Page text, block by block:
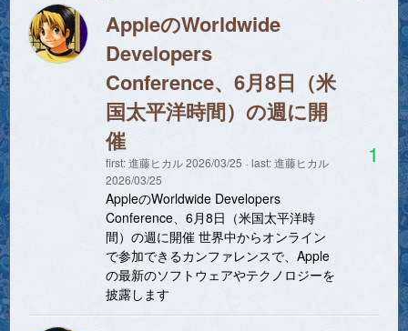
AppleのWorldwide
Developers
Conference、6月8日（米
国太平洋時間）の週に開
催
first:進藤ヒカル2026/03/25 last:進藤ヒカル
2026/03/25
AppleのWorldwide Developers
Conference、6月8日（米国太平洋時
間）の週に開催 世界中からオンライン
で参加できるカンファレンスで、Apple
の最新のソフトウェアやテクノロジーを
披露します
1